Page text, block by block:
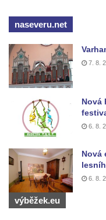
Pamětní kámen
– Hořín u Lužce nad
Strom svobody a
a 30. výročí listopadu
Boží muka v parku
Hrobčicích
Sochy „Klaun a
Hrobčic
Socha svatého
Mirošovicích
Socha vodníka u
naseveru.net
7. 8.
Nová
6. 8.
Nová
6. 8.
výběžek.eu